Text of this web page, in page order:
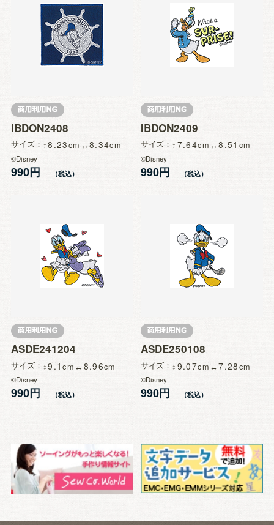
IBDON2408
サイズ 8.23 8.34
©Disney
990円
IBDON2409
サイズ 7.64 8.51
©Disney
990円
ASDE241204
サイズ 9.1 8.96
©Disney
990円
ASDE250108
サイズ 9.07 7.28
©Disney
990円